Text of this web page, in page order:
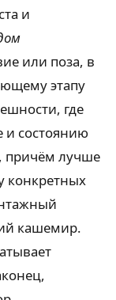
и
или поза, в
этапу
где
и состоянию
причём лучше
конкретных
кашемир.